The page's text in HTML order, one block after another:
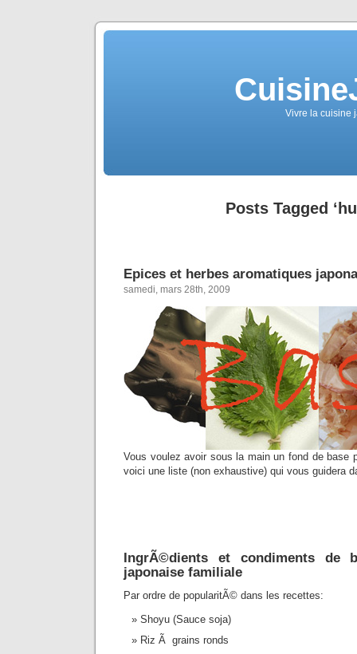
Vivre la cuisine
Posts Tagged
Epices et herbes aromatiques
samedi, mars 28th, 2009
Vous voulez avoir sous la main un fond de base
voici une liste (non exhaustive) qui vous guidera
IngrÃ©dients et condiments de
japonaise familiale
Par ordre de popularitÃ© dans les recettes:
Shoyu (Sauce soja)
Riz Ã grains ronds